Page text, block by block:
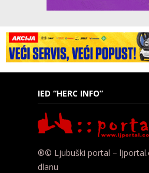
IED “HERC INFO”
®© Ljubuški portal –
dlanu